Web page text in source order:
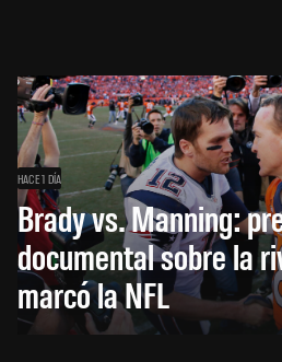
HACE 1 DÍA
Brady vs. Manning:
documental sobre la
marcó la NFL